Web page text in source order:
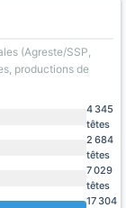
(Agreste/SSP,
productions de
4 345
têtes
2 684
têtes
7 029
têtes
17 304